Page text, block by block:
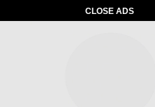
CLOSE ADS